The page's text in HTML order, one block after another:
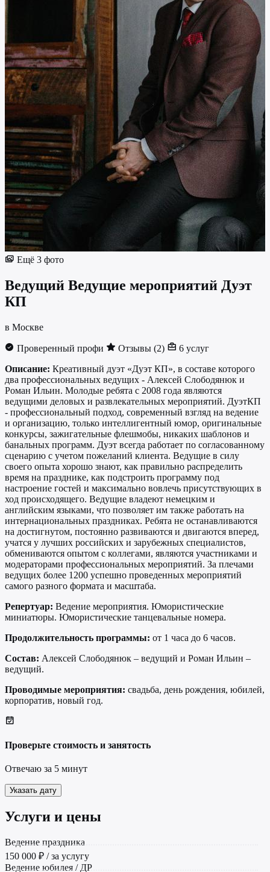
Ещё 3 фото
Ведущий Ведущие мероприятий Дуэт
КП
в Москве
Проверенный профи Отзывы (2)
6 услуг
Описание: Креативный дуэт «Дуэт КП», в составе которого
два профессиональных ведущих - Алексей Слободянюк и
Роман Ильин. Молодые ребята с 2008 года являются
ведущими деловых и развлекательных мероприятий. ДуэтКП
- профессиональный подход, современный взгляд на ведение
и организацию, только интеллигентный юмор, оригинальные
конкурсы, зажигательные флешмобы, никаких шаблонов и
банальных программ. Дуэт всегда работает по согласованному
сценарию с учетом пожеланий клиента. Ведущие в силу
своего опыта хорошо знают, как правильно распределить
время на празднике, как подстроить программу под
настроение гостей и максимально вовлечь присутствующих в
ход происходящего. Ведущие владеют немецким и
английским языками, что позволяет им также работать на
интернациональных праздниках. Ребята не останавливаются
на достигнутом, постоянно развиваются и двигаются вперед,
учатся у лучших российских и зарубежных специалистов,
обмениваются опытом с коллегами, являются участниками и
модераторами профессиональных мероприятий. За плечами
ведущих более 1200 успешно проведенных мероприятий
самого разного формата и масштаба.
Репертуар: Ведение мероприятия. Юмористические
миниатюры. Юмористические танцевальные номера.
Продолжительность программы: от 1 часа до 6 часов.
Состав: Алексей Слободянюк – ведущий и Роман Ильин –
ведущий.
Проводимые мероприятия: свадьба, день рождения, юбилей,
корпоратив, новый год.
Проверьте стоимость и занятость
Отвечаю за 5 минут
Указать дату
Услуги и цены
Ведение праздника
150 000 ₽ / за услугу
Ведение юбилея / ДР